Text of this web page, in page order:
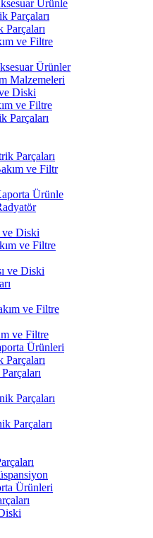
Ürünle
Parçaları
ve Filtre
Ürünler
Malzemeleri
Diski
ve Filtre
Parçaları
Parçaları
ve Filtr
Ürünle
ve Diski
ve Filtre
ve Diski
ve Filtre
ve Filtre
Ürünleri
Parçaları
Parçaları
Ürünleri